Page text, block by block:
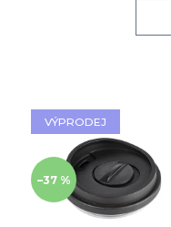
VÝPRODEJ
–37 %